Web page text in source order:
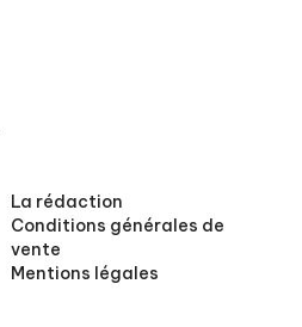
La rédaction
Conditions générales de
vente
Mentions légales